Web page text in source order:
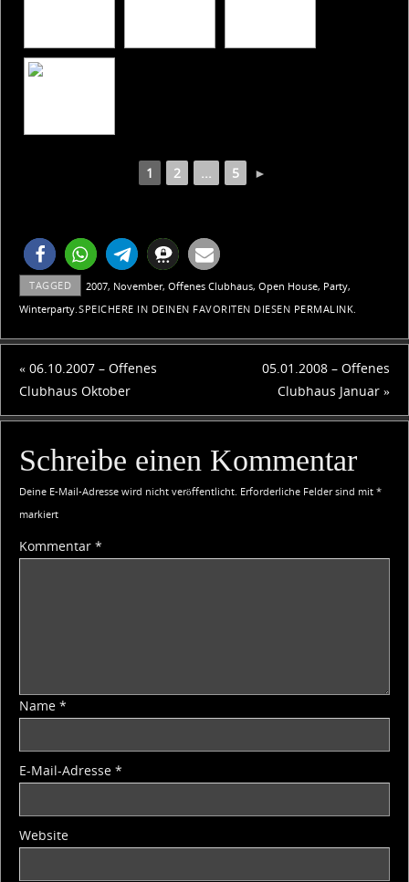
1 2 ... 5 ►
TAGGED 2007, November,Offenes Clubhaus,Open House, Party,
Winterparty.SPEICHERE IN DEINEN FAVORITEN DIESEN PERMALINK.
« 06.10.2007 – Offenes
Clubhaus Oktober
05.01.2008 – Offenes
Clubhaus Januar »
Schreibe einen Kommentar
Deine E-Mail-Adresse wird nicht veröffentlicht. Erforderliche Felder sind mit*
markiert
Kommentar*
Name*
E-Mail-Adresse*
Website